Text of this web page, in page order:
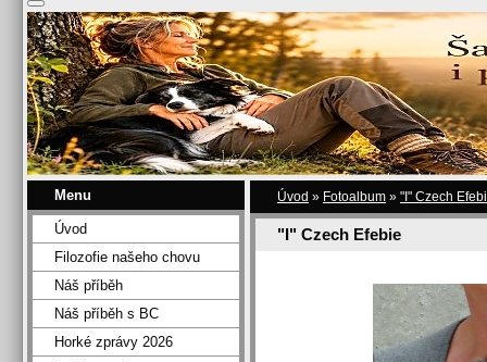
Úvod » Fotoalbum » "I" Czech
"I" Czech Efebie
Menu
Úvod
Filozofie našeho chovu
Náš příběh
Náš příběh s BC
Horké zprávy 2026